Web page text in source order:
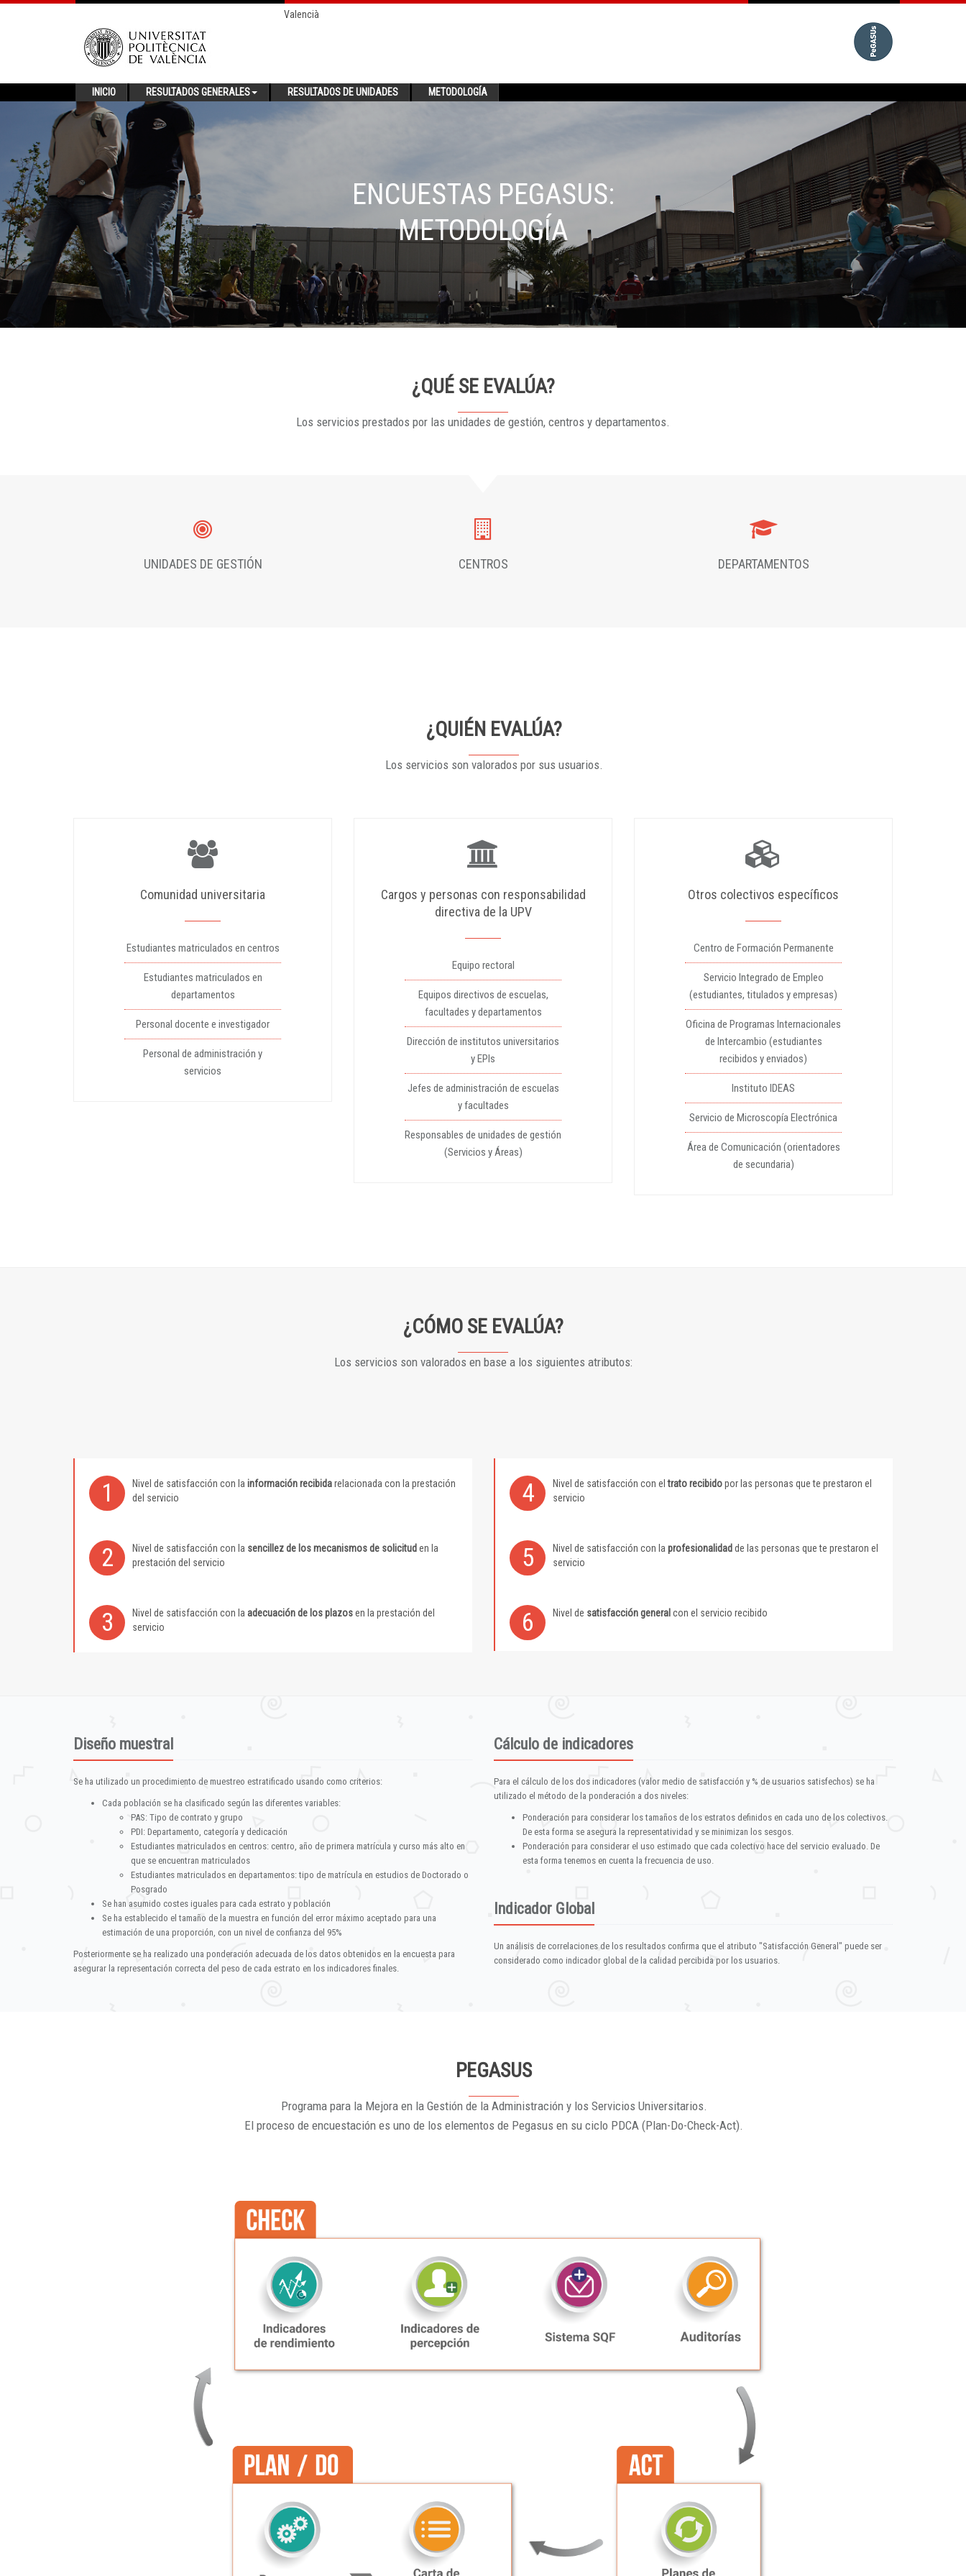
Valencià
INICIO RESULTADOS GENERALES RESULTADOS DE UNIDADES METODOLOGÍA
ENCUESTAS PEGASUS:
METODOLOGÍA
¿QUÉ SE EVALÚA?
Los servicios prestados por las unidades de gestión, centros y departamentos.
UNIDADES DE GESTIÓN CENTROS DEPARTAMENTOS
¿QUIÉN EVALÚA?
Los servicios son valorados por sus usuarios.
Comunidad universitaria
Estudiantes matriculados en centros
Estudiantes matriculados en
departamentos
Personal docente e investigador
Personal de administración y
servicios
Cargos y personas con responsabilidad
directiva de la UPV
Equipo rectoral
Equipos directivos de escuelas,
facultades y departamentos
Dirección de institutos universitarios
y EPIs
Jefes de administración de escuelas
y facultades
Responsables de unidades de gestión
(Servicios y Áreas)
Otros colectivos específicos
Centro de Formación Permanente
Servicio Integrado de Empleo
(estudiantes, titulados y empresas)
Oficina de Programas Internacionales
de Intercambio (estudiantes
recibidos y enviados)
Instituto IDEAS
Servicio de Microscopía Electrónica
Área de Comunicación (orientadores
de secundaria)
¿CÓMO SE EVALÚA?
Los servicios son valorados en base a los siguientes atributos:
1 Nivel de satisfacción con la información recibidarelacionada con la prestación
del servicio
4 Nivel de satisfacción con eltrato recibidopor las personas que te prestaron el
servicio
2 Nivel de satisfacción con la sencillez de los mecanismos de solicitud en la
prestación del servicio
5 Nivel de satisfacción con la profesionalidad de las personas que te prestaron el
servicio
3 Nivel de satisfacción con la adecuación de los plazosen la prestación del
servicio
6 Nivel de satisfacción general con el servicio recibido
Diseño muestral
Se ha utilizado un procedimiento de muestreo estratificado usando como criterios:
Cada población se ha clasificado según las diferentes variables:
PAS: Tipo de contrato y grupo
PDI: Departamento, categoría y dedicación
Estudiantes matriculados en centros: centro, año de primera matrícula y curso más alto en
que se encuentran matriculados
Estudiantes matriculados en departamentos: tipo de matrícula en estudios de Doctorado o
Posgrado
Se han asumido costes iguales para cada estrato y población
Se ha establecido el tamaño de la muestra en función del error máximo aceptado para una
estimación de una proporción, con un nivel de confianza del 95%
Posteriormente se ha realizado una ponderación adecuada de los datos obtenidos en la encuesta para
asegurar la representación correcta del peso de cada estrato en los indicadores finales.
Cálculo de indicadores
Para el cálculo de los dos indicadores (valor medio de satisfacción y % de usuarios satisfechos) se ha
utilizado el método de la ponderación a dos niveles:
Ponderación para considerar los tamaños de los estratos definidos en cada uno de los colectivos.
De esta forma se asegura la representatividad y se minimizan los sesgos.
Ponderación para considerar el uso estimado que cada colectivo hace del servicio evaluado. De
esta forma tenemos en cuenta la frecuencia de uso.
Indicador Global
Un análisis de correlaciones de los resultados confirma que el atributo "Satisfacción General" puede ser
considerado como indicador global de la calidad percibida por los usuarios.
PEGASUS
Programa para la Mejora en la Gestión de la Administración y los Servicios Universitarios.
El proceso de encuestación es uno de los elementos de Pegasus en su ciclo PDCA (Plan-Do-Check-Act).